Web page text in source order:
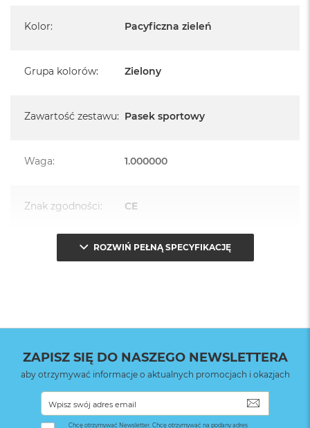
Kolor: Pacyficzna zieleń
Grupa kolorów: Zielony
Zawartość zestawu: Pasek sportowy
Waga: 1.000000
Znak zgodności: CE
Opakowanie
(pudełko):
Serwisowe
ROZWIŃ PEŁNĄ SPECYFIKACJĘ
ZAPISZ SIĘ DO NASZEGO NEWSLETTERA
aby otrzymywać informacje o aktualnych promocjach i okazjach
Chcę otrzymywać Newsletter. Chcę otrzymywać na podany adres